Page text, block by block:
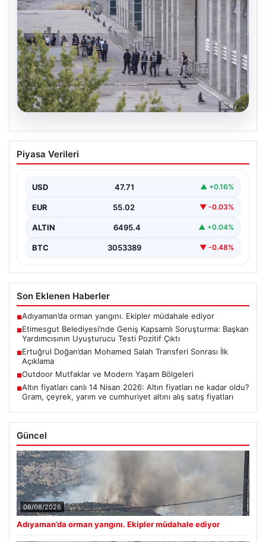
Etimesgut Belediyesi’nde Geniş
Kapsamlı Soruşturma: Başkan
Çıktı
Ankara'nın Etimesgut ilçesinde bulunan belediyeye
yönelik yürütülen kapsamlı soruşturma kapsamında
Piyasa Verileri
USD 47.71 ▲ +0.16%
EUR 55.02 ▼ -0.03%
ALTIN 6495.4 ▲ +0.04%
BTC 3053389 ▼ -0.48%
Son Eklenen Haberler
■Adıyaman’da orman yangını. Ekipler müdahale ediyor
■Etimesgut Belediyesi’nde Geniş Kapsamlı Soruşturma: Başkan
Yardımcısının Uyuşturucu Testi Pozitif Çıktı
■Ertuğrul Doğan’dan Mohamed Salah Transferi Sonrası İlk
Açıklama
■Outdoor Mutfaklar ve Modern Yaşam Bölgeleri
■Altın fiyatları canlı 14 Nisan 2026: Altın fiyatları ne kadar oldu?
Gram, çeyrek, yarım ve cumhuriyet altını alış satış fiyatları
Güncel
06/08/2026
Adıyaman’da orman yangını. Ekipler müdahale ediyor